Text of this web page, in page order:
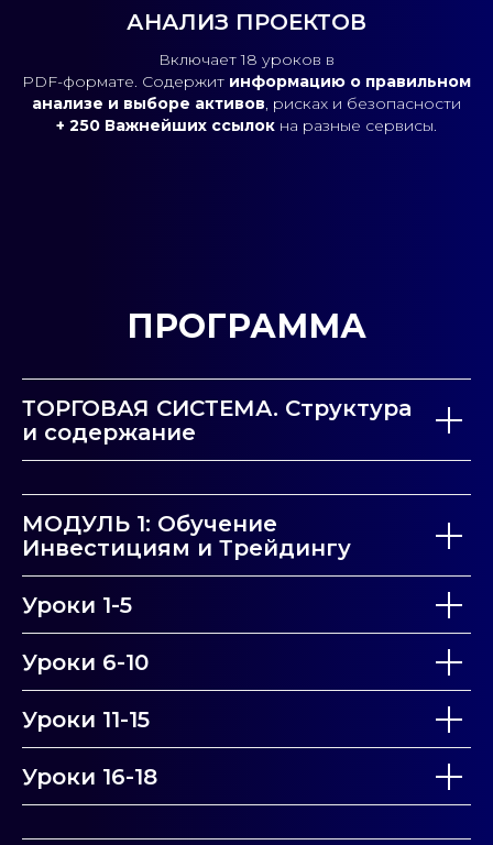
АНАЛИЗ ПРОЕКТОВ
Включает 18 уроков в
PDF-формате. Содержит информацию о правильном
анализе и выборе активов, рисках и безопасности
+ 250 Важнейших ссылок на разные сервисы.
ПРОГРАММА
ТОРГОВАЯ СИСТЕМА. Структура
и содержание
МОДУЛЬ 1: Обучение
Инвестициям и Трейдингу
Уроки 1-5
Уроки 6-10
Уроки 11-15
Уроки 16-18